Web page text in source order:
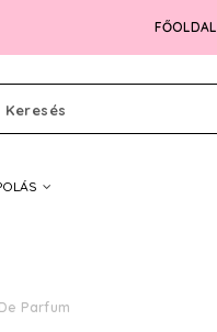
FŐOLDAL
Keresés
Parfum